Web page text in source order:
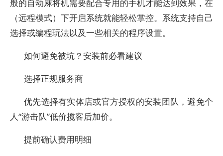
般的自动麻将机需要配合专用的手机才能达到效果，在
（远程模式）下开启系统就能轻松掌控。系统支持自己
选择或编程玩法以及一些相关的程序设置。
如何避免被坑？安装前必看建议
选择正规服务商
优先选择有实体店或官方授权的安装团队，避免个
人“游击队”低价揽客后加价。
提前确认费用明细